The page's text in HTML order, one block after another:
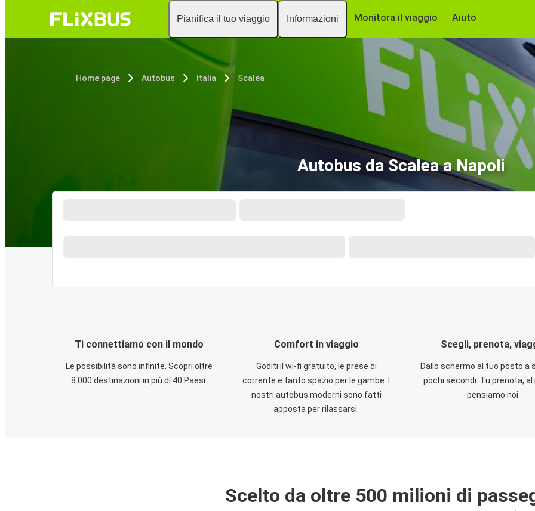
Pianifica il tuo viaggio Informazioni Monitora il viaggio Aiuto
Home page Autobus Italia Scalea
Autobus da Scalea a Napoli
Ti connettiamo con il mondo
Le possibilità sono infinite. Scopri oltre
8.000 destinazioni in più di 40 Paesi.
Comfort in viaggio
Goditi il wi-fi gratuito, le prese di
corrente e tanto spazio per le gambe. I
nostri autobus moderni sono fatti
apposta per rilassarsi.
Scegli, prenota,
Dallo schermo al tuo posto a
pochi secondi. Tu prenota,
pensiamo noi.
Scelto da oltre 500 milioni di